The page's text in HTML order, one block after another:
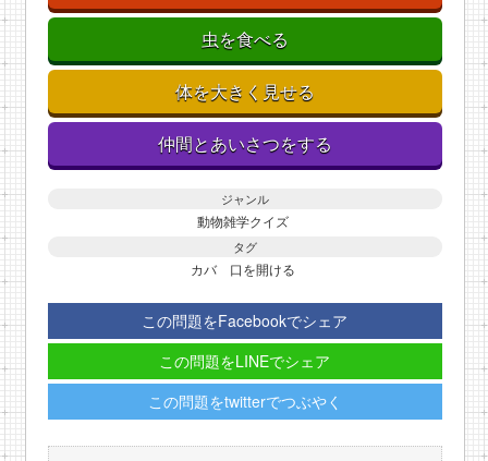
虫を食べる
体を大きく見せる
仲間とあいさつをする
ジャンル
動物雑学クイズ
タグ
カバ 口を開ける
この問題をFacebookでシェア
この問題をLINEでシェア
この問題をtwitterでつぶやく